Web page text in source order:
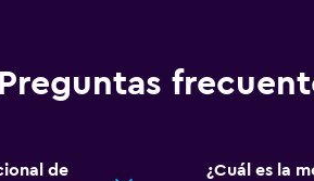
Preguntas
de
¿Cuál es la